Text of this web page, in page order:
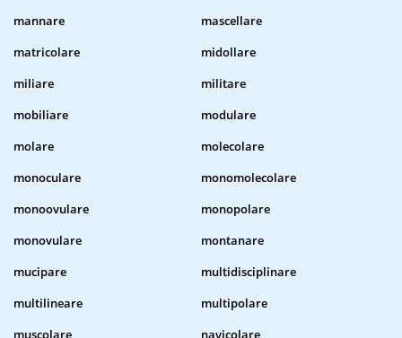
mannare
mascellare
matricolare
midollare
miliare
militare
mobiliare
modulare
molare
molecolare
monoculare
monomolecolare
monoovulare
monopolare
monovulare
montanare
mucipare
multidisciplinare
multilineare
multipolare
muscolare
navicolare